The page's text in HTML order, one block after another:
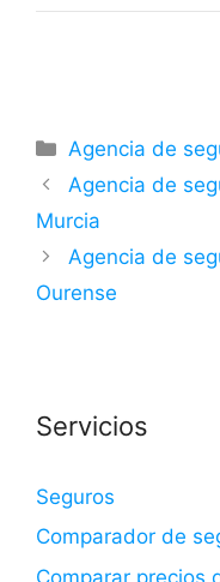
Categorías
Agencia de
Agencia de
Murcia
Agencia de
Ourense
Servicios
Seguros
Comparador de
Comparar precios